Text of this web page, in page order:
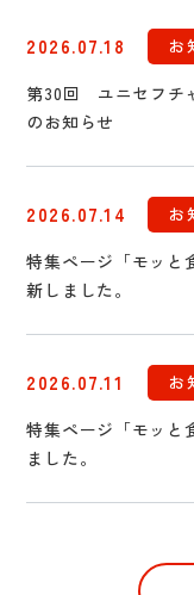
2026.07.18
お
第30回 ユニセフチ
のお知らせ
2026.07.14
お
特集ページ「モッと
新しました。
2026.07.11
お
特集ページ「モッと
ました。